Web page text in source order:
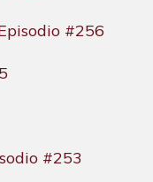
#256
#253